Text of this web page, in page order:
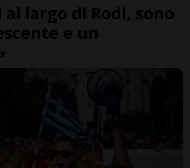
al largo di Rodi, sono
e un